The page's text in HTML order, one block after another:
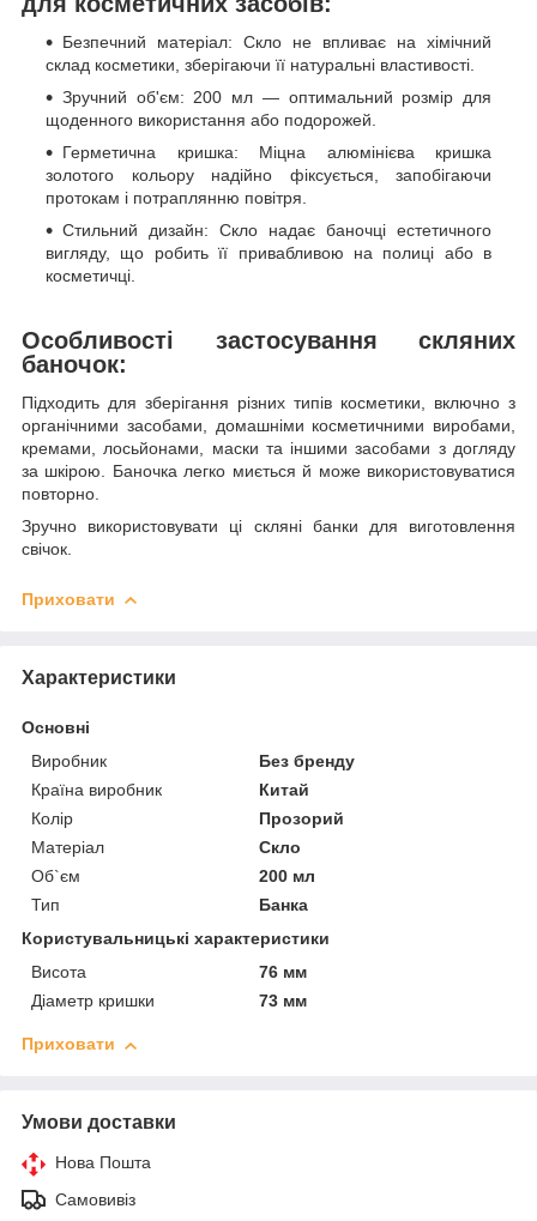
Безпечний матеріал: Скло не впливає на хімічний
склад косметики, зберігаючи її натуральні властивості.
Зручний об'єм: 200 мл — оптимальний розмір для
щоденного використання або подорожей.
Герметична кришка: Міцна алюмінієва кришка
золотого кольору надійно фіксується, запобігаючи
протокам і потраплянню повітря.
Стильний дизайн: Скло надає баночці естетичного
вигляду, що робить її привабливою на полиці або в
косметичці.
Особливості застосування скляних
баночок:
Підходить для зберігання різних типів косметики, включно з
органічними засобами, домашніми косметичними виробами,
кремами, лосьйонами, маски та іншими засобами з догляду
за шкірою. Баночка легко миється й може використовуватися
повторно.
Зручно використовувати ці скляні банки для виготовлення
свічок.
Приховати
Характеристики
Основні
Виробник
Без бренду
Країна виробник
Китай
Колір
Прозорий
Матеріал
Скло
Об`єм
200 мл
Тип
Банка
Користувальницькі характеристики
Висота
76 мм
Діаметр кришки
73 мм
Приховати
Умови доставки
Нова Пошта
Самовивіз